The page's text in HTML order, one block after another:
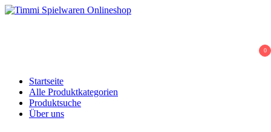
Skip
0
Startseite
Alle Produktkategorien
Produktsuche
Über uns